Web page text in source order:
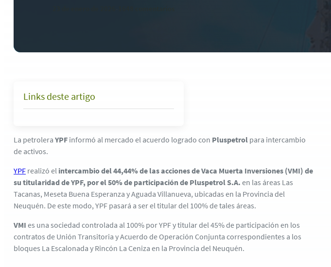
Links deste artigo
La petrolera YPF informó al mercado el acuerdo logrado con Pluspetrol para intercambio
de activos.
YPF realizó el intercambio del 44,44% de las acciones de Vaca Muerta Inversiones (VMI) de
su titularidad de YPF, por el 50% de participación de Pluspetrol S.A. en las áreas Las
Tacanas, Meseta Buena Esperanza y Aguada Villanueva, ubicadas en la Provincia del
Neuquén. De este modo, YPF pasará a ser el titular del 100% de tales áreas.
VMI es una sociedad controlada al 100% por YPF y titular del 45% de participación en los
contratos de Unión Transitoria y Acuerdo de Operación Conjunta correspondientes a los
bloques La Escalonada y Rincón La Ceniza en la Provincia del Neuquén.